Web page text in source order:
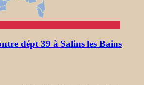
dépt 39 à Salins les Bains